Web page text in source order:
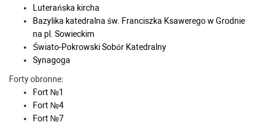
Luterańska kircha
Bazylika katedralna św. Franciszka Ksawerego w Grodnie
na pl. Sowieckim
Świato-Pokrowski Sobór Katedralny
Synagoga
Forty obronne:
Fort №1
Fort №4
Fort №7